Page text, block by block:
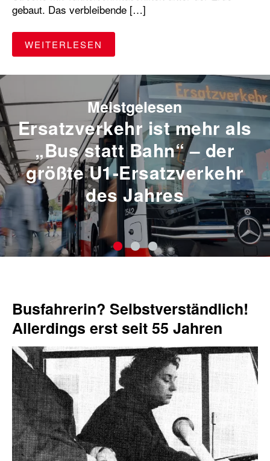
gebaut. Das verbleibende […]
WEITERLESEN
Meistgelesen
Ersatzverkehr ist mehr als
„Bus statt Bahn“ – der
größte U1-Ersatzverkehr
des Jahres
Busfahrerin? Selbstverständlich!
Allerdings erst seit 55 Jahren